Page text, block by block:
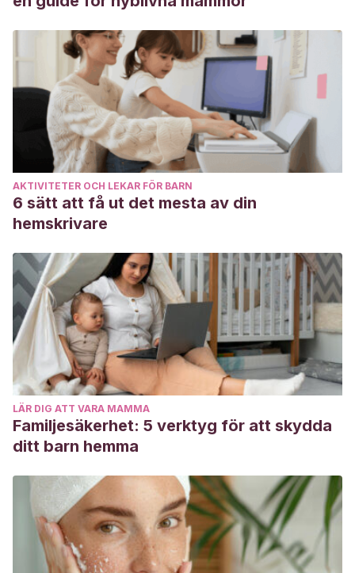
https://books.google.es/books?
González, C. (2012).Bésame mucho: cómo criar a tus hijos
con amor. Temas de hoy.
AKTIVITETER OCH LEKAR FÖR BARN
6 sätt att få ut det mesta av din
hemskrivare
LÄR DIG ATT VARA MAMMA
Familjesäkerhet: 5 verktyg för att skydda
ditt barn hemma